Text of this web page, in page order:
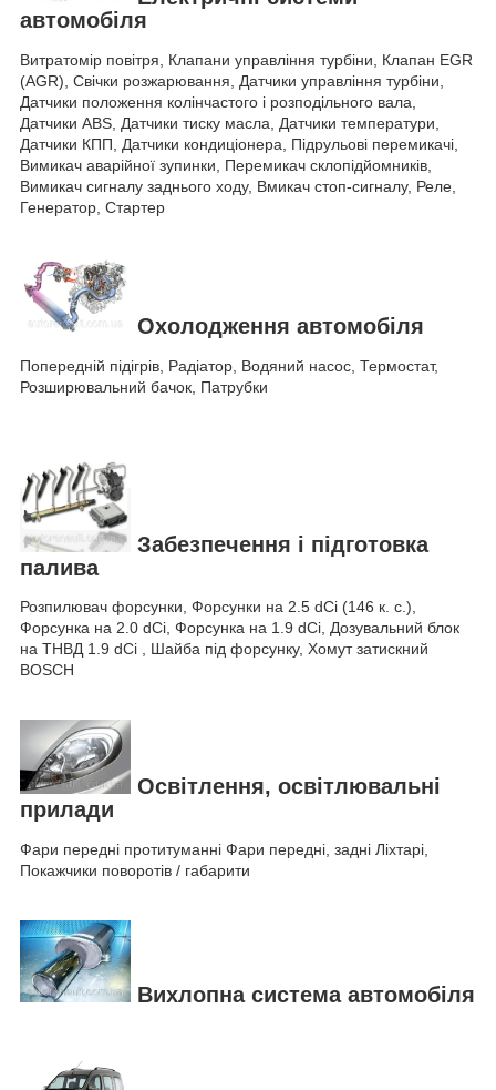
автомобіля
Витратомір повітря, Клапани управління турбіни, Клапан EGR
(AGR), Свічки розжарювання, Датчики управління турбіни,
Датчики положення колінчастого і розподільного вала,
Датчики ABS, Датчики тиску масла, Датчики температури,
Датчики КПП, Датчики кондиціонера, Підрульові перемикачі,
Вимикач аварійної зупинки, Перемикач склопідйомників,
Вимикач сигналу заднього ходу, Вмикач стоп-сигналу, Реле,
Генератор, Стартер
Охолодження автомобіля
Попередній підігрів, Радіатор, Водяний насос, Термостат,
Розширювальний бачок, Патрубки
Забезпечення і підготовка
палива
Розпилювач форсунки, Форсунки на 2.5 dCi (146 к. с.),
Форсунка на 2.0 dCi, Форсунка на 1.9 dCi, Дозувальний блок
на ТНВД 1.9 dCi , Шайба під форсунку, Хомут затискний
BOSCH
Освітлення, освітлювальні
прилади
Фари передні протитуманні Фари передні, задні Ліхтарі,
Покажчики поворотів / габарити
Вихлопна система автомобіля